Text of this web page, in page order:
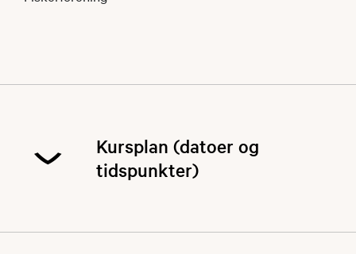
Kursplan (datoer og
tidspunkter)